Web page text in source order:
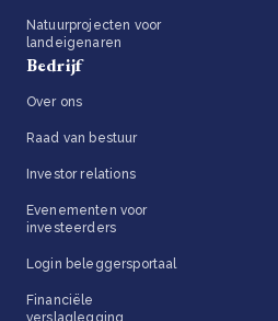
Natuurprojecten voor
landeigenaren
Bedrijf
Over ons
Raad van bestuur
Investor relations
Evenementen voor
investeerders
Login beleggersportaal
Financiële
verslaglegging